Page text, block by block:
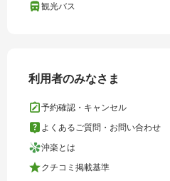
観光バス
利用者のみなさま
予約確認・キャンセル
よくあるご質問・お問い合わせ
沖楽とは
クチコミ掲載基準